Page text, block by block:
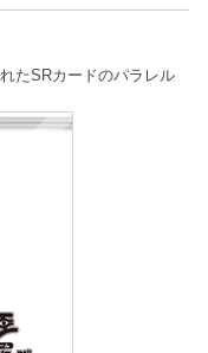
たSRカードのパラレル